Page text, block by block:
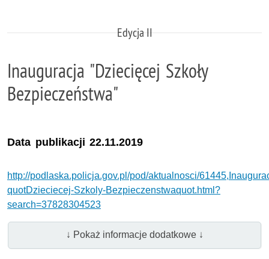
Edycja II
Inauguracja "Dziecięcej Szkoły
Bezpieczeństwa"
Data publikacji 22.11.2019
http://podlaska.policja.gov.pl/pod/aktualnosci/
quotDzieciecej-Szkoly-Bezpieczenstwaquot.html?
search=37828304523
↓ Pokaż informacje dodatkowe ↓